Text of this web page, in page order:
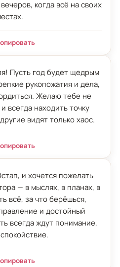
когда всё на своих
Пусть год будет щедрым
рукопожатия и дела,
Желаю тебе не
всегда находить точку
видят только хаос.
и хочется пожелать
— в мыслях, в планах, в
всё, за что берёшься,
и достойный
всегда ждут понимание,